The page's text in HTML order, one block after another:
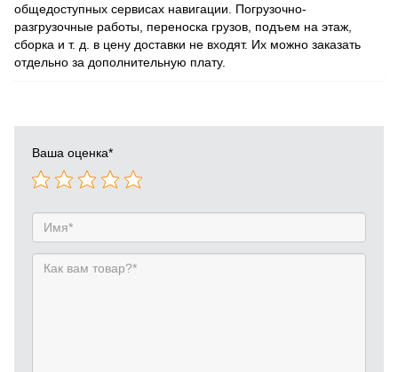
общедоступных сервисах навигации. Погрузочно-
разгрузочные работы, переноска грузов, подъем на этаж,
сборка и т. д. в цену доставки не входят. Их можно заказать
отдельно за дополнительную плату.
Ваша оценка*